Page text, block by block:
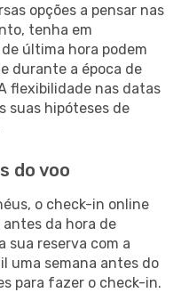
opções a pensar nas
tenha em
última hora podem
durante a época de
flexibilidade nas datas
suas hipóteses de
do voo
o check-in online
da hora de
sua reserva com a
uma semana antes do
para fazer o check-in.